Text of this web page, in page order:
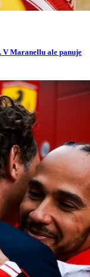
V Maranellu ale panuje